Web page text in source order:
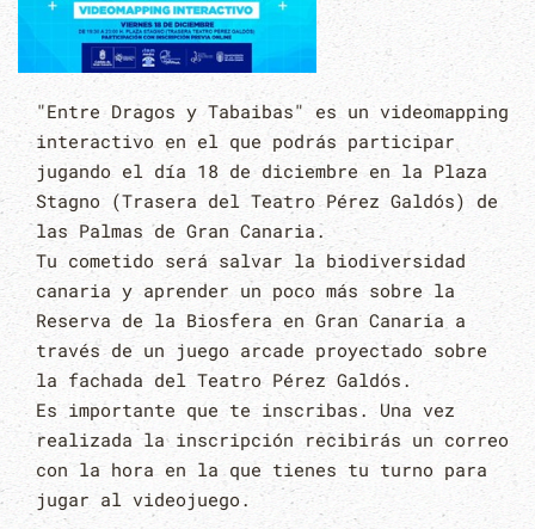
"Entre Dragos y Tabaibas" es un videomapping
interactivo en el que podrás participar
jugando el día 18 de diciembre en la Plaza
Stagno (Trasera del Teatro Pérez Galdós) de
las Palmas de Gran Canaria.
Tu cometido será salvar la biodiversidad
canaria y aprender un poco más sobre la
Reserva de la Biosfera en Gran Canaria a
través de un juego arcade proyectado sobre
la fachada del Teatro Pérez Galdós.
Es importante que te inscribas. Una vez
realizada la inscripción recibirás un correo
con la hora en la que tienes tu turno para
jugar al videojuego.